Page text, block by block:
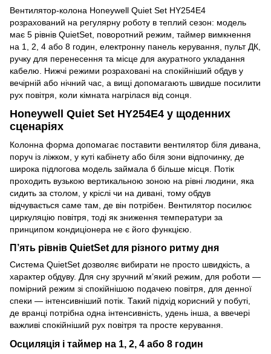
Вентилятор-колона Honeywell Quiet Set HY254E4
розрахований на регулярну роботу в теплий сезон: модель
має 5 рівнів QuietSet, поворотний режим, таймер вимкнення
на 1, 2, 4 або 8 годин, електронну панель керування, пульт ДК,
ручку для перенесення та місце для акуратного укладання
кабелю. Нижчі режими розраховані на спокійніший обдув у
вечірній або нічний час, а вищі допомагають швидше посилити
рух повітря, коли кімната нагрілася від сонця.
Honeywell Quiet Set HY254E4 у щоденних
сценаріях
Колонна форма допомагає поставити вентилятор біля дивана,
поруч із ліжком, у куті кабінету або біля зони відпочинку, де
широка підлогова модель займала б більше місця. Потік
проходить вузькою вертикальною зоною на рівні людини, яка
сидить за столом, у кріслі чи на дивані, тому обдув
відчувається саме там, де він потрібен. Вентилятор посилює
циркуляцію повітря, тоді як зниження температури за
принципом кондиціонера не є його функцією.
П’ять рівнів QuietSet для різного ритму дня
Система QuietSet дозволяє вибирати не просто швидкість, а
характер обдуву. Для сну зручний м’який режим, для роботи —
помірний режим зі спокійнішою подачею повітря, для денної
спеки — інтенсивніший потік. Такий підхід корисний у побуті,
де вранці потрібна одна інтенсивність, удень інша, а ввечері
важливі спокійніший рух повітря та просте керування.
Осциляція і таймер на 1, 2, 4 або 8 годин